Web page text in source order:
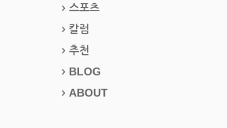
스포츠
칼럼
추천
BLOG
ABOUT